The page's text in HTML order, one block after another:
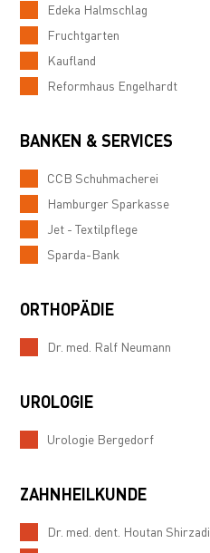
Edeka Halmschlag
Fruchtgarten
Kaufland
Reformhaus Engelhardt
BANKEN & SERVICES
CCB Schuhmacherei
Hamburger Sparkasse
Jet - Textilpflege
Sparda-Bank
ORTHOPÄDIE
Dr. med. Ralf Neumann
UROLOGIE
Urologie Bergedorf
ZAHNHEILKUNDE
Dr. med. dent. Houtan Shirzadi